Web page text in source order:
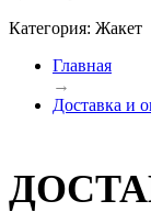
Категория: Жакет
Главная
→
Доставка и